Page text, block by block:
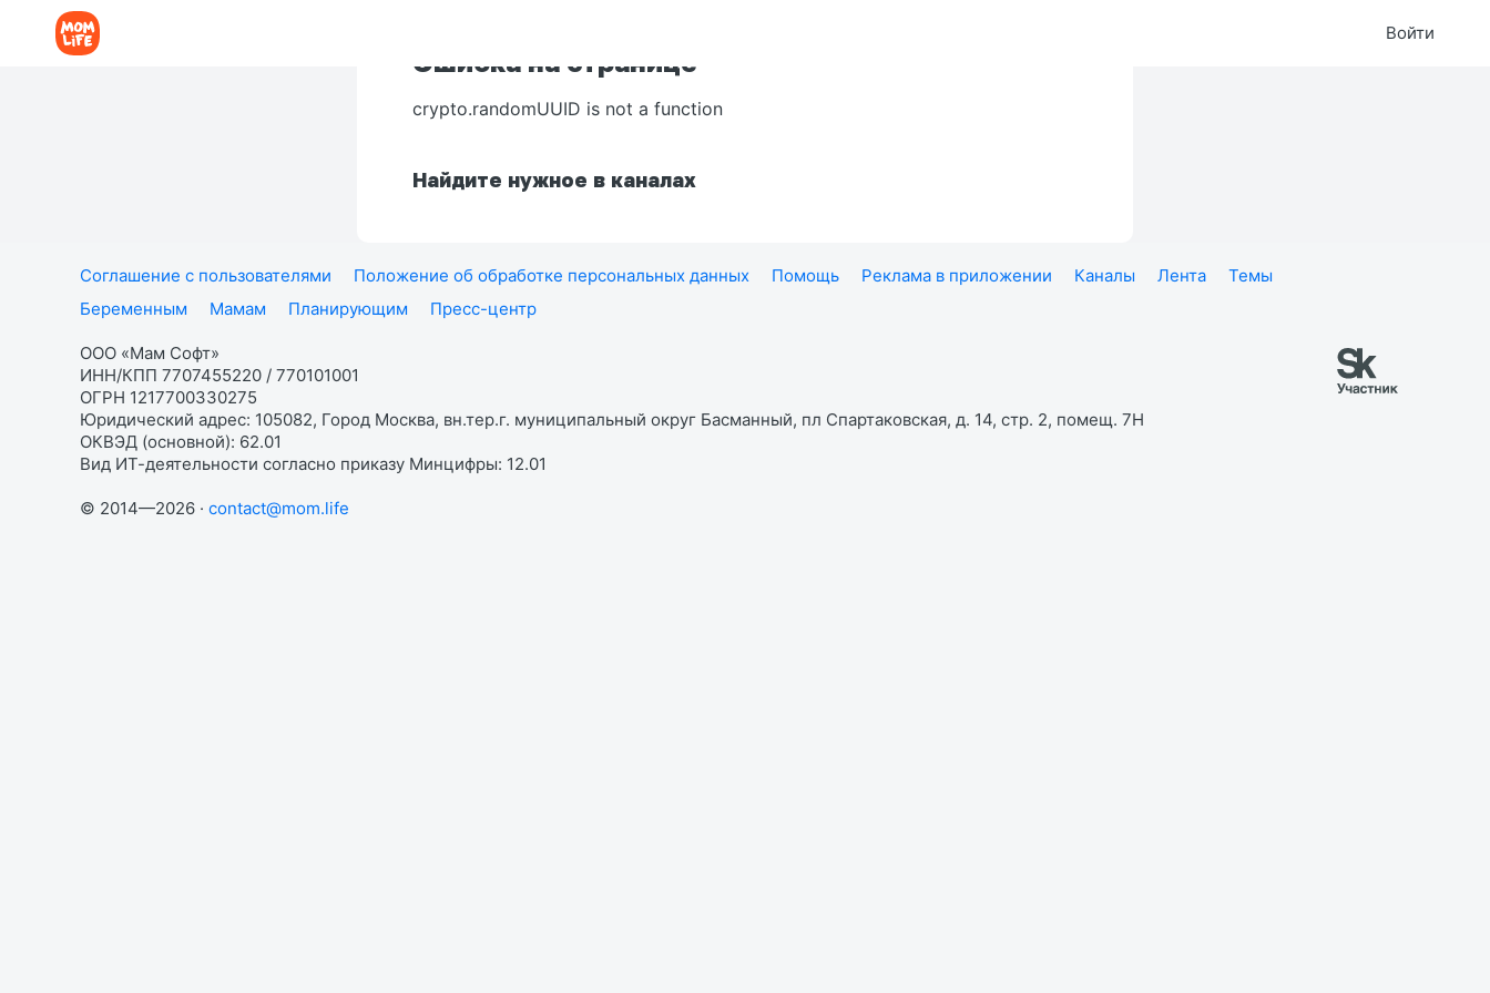
Войти
Ошибка на странице
crypto.randomUUID is not a function
Найдите нужное в каналах
Соглашение с пользователями Положение об обработке персональных данных Помощь Реклама в приложении Каналы Лента
Темы
Беременным
Мамам Планирующим Пресс-центр
ООО «Мам Софт»
ИНН/КПП 7707455220 / 770101001
ОГРН 1217700330275
Юридический адрес: 105082, Город Москва, вн.тер.г. муниципальный округ Басманный, пл Спартаковская, д. 14, стр. 2, помещ. 7Н
ОКВЭД (основной): 62.01
Вид ИТ-деятельности согласно приказу Минцифры: 12.01
© 2014—2026 · contact@mom.life